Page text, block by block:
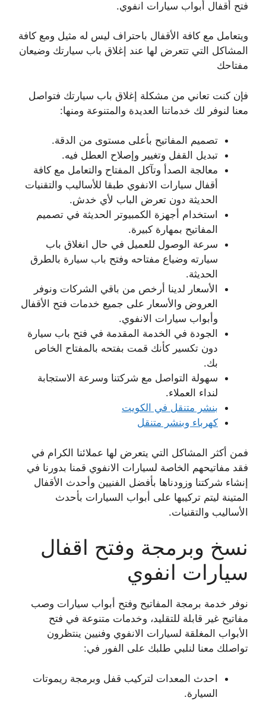
فتح أقفال أبواب سيارات انفوي.
ويتعامل مع كافة الأقفال باحتراف ليس له مثيل ومع كافة
المشاكل التي تتعرض لها عند إغلاق باب سيارتك وضيعان
مفتاحك
فإن كنت تعاني من مشكلة إغلاق باب سيارتك فتواصل
معنا لنوفر لك خدماتنا العديدة والمتنوعة ومنها:
تصميم المفاتيح بأعلى مستوى من الدقة.
تبديل القفل وتغيير وإصلاح العطل فيه.
معالجة الصدأ وتآكل المفتاح والتعامل مع كافة
أقفال سيارات الانفوي طبقا للأساليب والتقنيات
الحديثة دون تعرض الباب لأي خدش.
استخدام أجهزة الكمبيوتر الحديثة في تصميم
المفاتيح بمهارة كبيرة.
سرعة الوصول للعميل في حال انغلاق باب
سيارته وضياع مفتاحه وفتح باب سيارة بالطرق
الحديثة.
الأسعار لدينا أرخص من باقي الشركات ونوفر
العروض والأسعار على جميع خدمات فتح الأقفال
وأبواب سيارات الانفوي.
الجودة في الخدمة المقدمة في فتح باب سيارة
دون تكسير كأنك قمت بفتحه بالمفتاح الخاص
بك.
سهولة التواصل مع شركتنا وسرعة الاستجابة
لنداء العملاء.
بنشر متنقل في الكويت
كهرباء وبنشر متنقل
فمن أكثر المشاكل التي يتعرض لها عملائنا الكرام في
فقد مفاتيحهم الخاصة لسيارات الانفوي قمنا بدورنا في
إنشاء شركتنا وزودناها بأفضل الفنيين وأحدث الأقفال
المتينة ليتم تركيبها على أبواب السيارات بأحدث
الأساليب والتقنيات.
نسخ وبرمجة وفتح اقفال
سيارات انفوي
نوفر خدمة برمجة المفاتيح وفتح أبواب سيارات وصب
مفاتيح غير قابلة للتقليد، وخدمات متنوعة في فتح
الأبواب المغلقة لسيارات الانفوي وفنيين ينتظرون
تواصلك معنا لنلبي طلبك على الفور في:
احدث المعدات لتركيب قفل وبرمجة ريموتات
السيارة.